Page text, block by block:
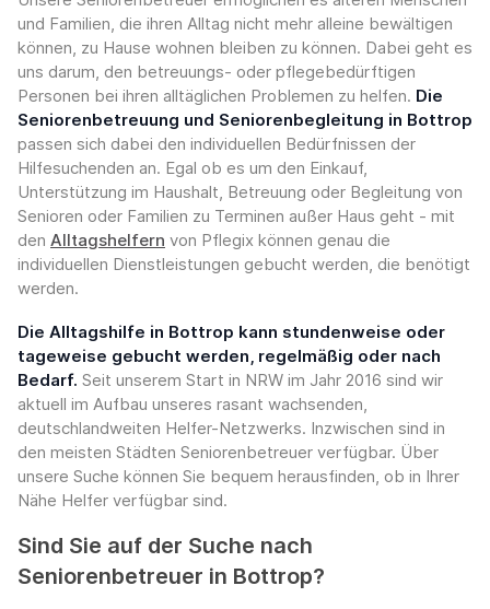
und Familien, die ihren Alltag nicht mehr alleine bewältigen
können, zu Hause wohnen bleiben zu können. Dabei geht es
uns darum, den betreuungs- oder pflegebedürftigen
Personen bei ihren alltäglichen Problemen zu helfen. Die
Seniorenbetreuung und Seniorenbegleitung in Bottrop
passen sich dabei den individuellen Bedürfnissen der
Hilfesuchenden an. Egal ob es um den Einkauf,
Unterstützung im Haushalt, Betreuung oder Begleitung von
Senioren oder Familien zu Terminen außer Haus geht - mit
den Alltagshelfern von Pflegix können genau die
individuellen Dienstleistungen gebucht werden, die benötigt
werden.
Die Alltagshilfe in Bottrop kann stundenweise oder
tageweise gebucht werden, regelmäßig oder nach
Bedarf. Seit unserem Start in NRW im Jahr 2016 sind wir
aktuell im Aufbau unseres rasant wachsenden,
deutschlandweiten Helfer-Netzwerks. Inzwischen sind in
den meisten Städten Seniorenbetreuer verfügbar. Über
unsere Suche können Sie bequem herausfinden, ob in Ihrer
Nähe Helfer verfügbar sind.
Sind Sie auf der Suche nach
Seniorenbetreuer in Bottrop?